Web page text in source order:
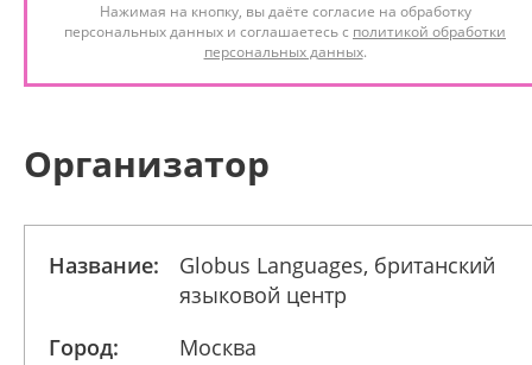
Нажимая на кнопку, вы даёте согласие на обработку
персональных данных и соглашаетесь с политикой обработки
персональных данных.
Организатор
Название:
Globus Languages, британский
языковой центр
Город:
Москва